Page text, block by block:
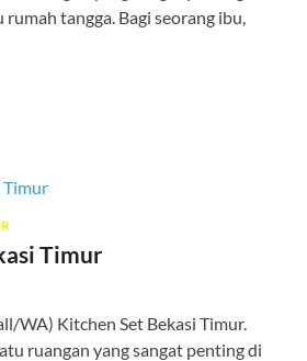
tangga. Bagi seorang ibu,
Timur
WA) Kitchen Set Bekasi Timur.
ruangan yang sangat penting di